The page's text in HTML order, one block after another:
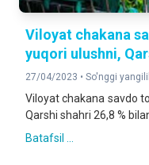
Viloyat chakana
yuqori ulushni,
27/04/2023 • So'nggi
Viloyat chakana savdo
Qarshi shahri 26,8 %
Batafsil ...